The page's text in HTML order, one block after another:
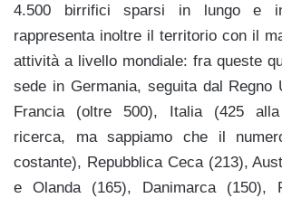
4.500 birrifici sparsi in lungo e
rappresenta inoltre il territorio con il
attività a livello mondiale: fra queste
sede in Germania, seguita dal Regno
Francia (oltre 500), Italia (425
ricerca, ma sappiamo che il
costante), Repubblica Ceca (213),
e Olanda (165), Danimarca (150),